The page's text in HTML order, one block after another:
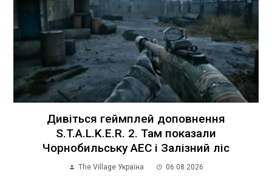
Дивіться геймплей доповнення
S.T.A.L.K.E.R. 2. Там показали
Чорнобильську АЕС і Залізний ліс
The Village Україна 06.08.2026